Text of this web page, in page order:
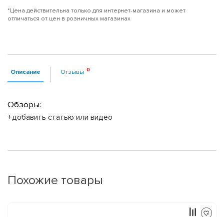
*Цена действительна только для интернет-магазина и может
отличаться от цен в розничных магазинах
Описание Отзывы
Обзоры:
+добавить статью или видео
Похожие товары